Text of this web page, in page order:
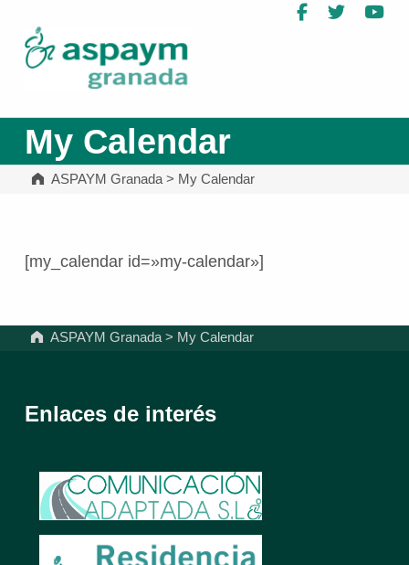
Facebook
Twitter
My Calendar
ASPAYM Granada> My Calendar
[my_calendar id=»my-calendar»]
ASPAYM Granada > My Calendar
Enlaces de interés